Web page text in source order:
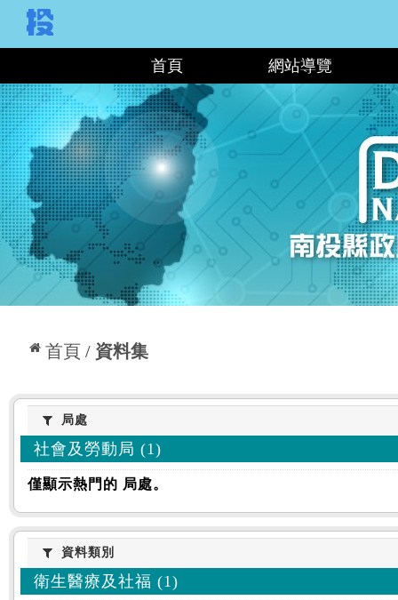
首頁 網站導覽
首頁 資料集
:::
局處局處
社會及勞動局 (1)
僅顯示熱門的 局處。
資料類別
資料類別
衛生醫療及社福 (1)